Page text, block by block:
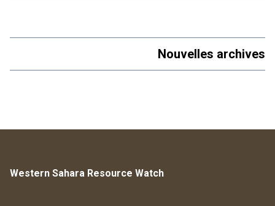
Nouvelles archives
Western Sahara Resource Watch